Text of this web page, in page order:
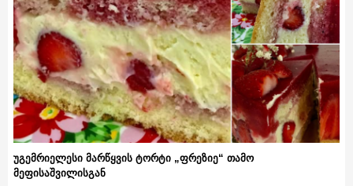
უგემრიელესი მარწყვის ტორტი „ფრეზიე“ თამო
მეფისაშვილისგან